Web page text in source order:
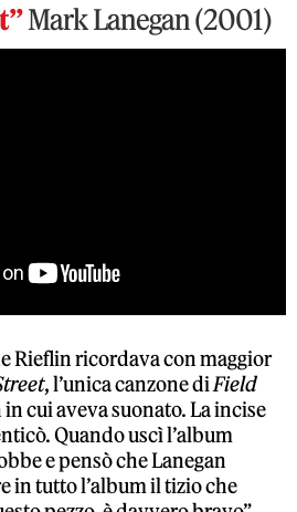
Mark Lanegan (2001)
Rieflin ricordava con maggior
, l’unica canzone diField
cui aveva suonato. La incise
Quando uscì l’album
e pensò che Lanegan
in tutto l’album il tizio che